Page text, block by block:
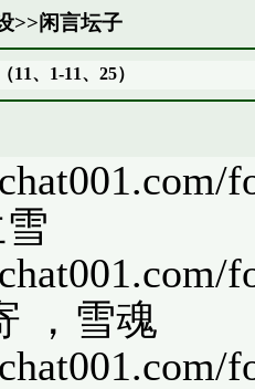
>>闲言坛子
、1-11、25）
，雪魂